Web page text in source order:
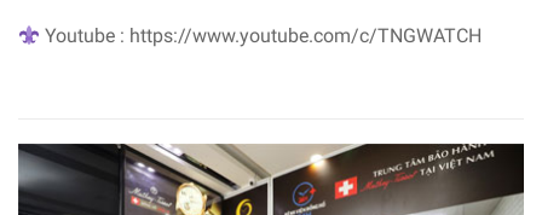
Youtube : https://www.youtube.com/c/TNGWATCH